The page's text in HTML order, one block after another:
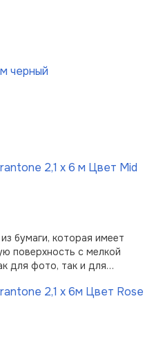
черный
2,1 х 6 м Цвет Mid
бумаги, которая имеет
поверхность с мелкой
для фото, так и для
трубе. Размер -
2,1 х 6м Цвет Rose